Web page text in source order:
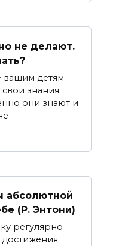
не делают.
вашим детям
знания.
они знают и
абсолютной
(Р. Энтони)
регулярно
достижения.